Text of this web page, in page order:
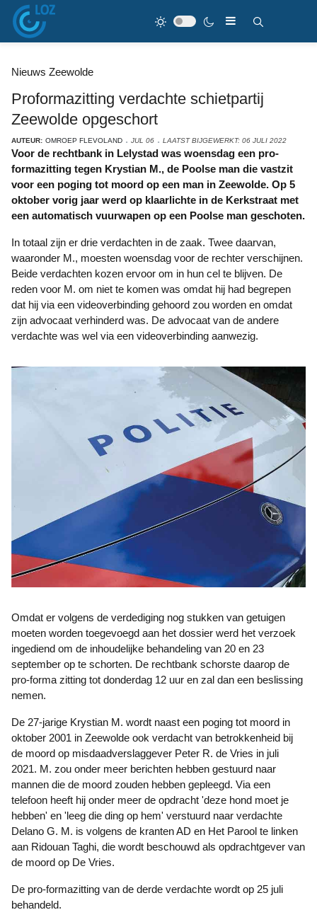
Nieuws Zeewolde
Proformazitting verdachte schietpartij
Zeewolde opgeschort
AUTEUR: OMROEP FLEVOLAND JUL 06 LAATST BIJGEWERKT: 06 JULI 2022
Voor de rechtbank in Lelystad was woensdag een pro-
formazitting tegen Krystian M., de Poolse man die vastzit
voor een poging tot moord op een man in Zeewolde. Op 5
oktober vorig jaar werd op klaarlichte in de Kerkstraat met
een automatisch vuurwapen op een Poolse man geschoten.
In totaal zijn er drie verdachten in de zaak. Twee daarvan,
waaronder M., moesten woensdag voor de rechter verschijnen.
Beide verdachten kozen ervoor om in hun cel te blijven. De
reden voor M. om niet te komen was omdat hij had begrepen
dat hij via een videoverbinding gehoord zou worden en omdat
zijn advocaat verhinderd was. De advocaat van de andere
verdachte was wel via een videoverbinding aanwezig.
Omdat er volgens de verdediging nog stukken van getuigen
moeten worden toegevoegd aan het dossier werd het verzoek
ingediend om de inhoudelijke behandeling van 20 en 23
september op te schorten. De rechtbank schorste daarop de
pro-forma zitting tot donderdag 12 uur en zal dan een beslissing
nemen.
De 27-jarige Krystian M. wordt naast een poging tot moord in
oktober 2001 in Zeewolde ook verdacht van betrokkenheid bij
de moord op misdaadverslaggever Peter R. de Vries in juli
2021. M. zou onder meer berichten hebben gestuurd naar
mannen die de moord zouden hebben gepleegd. Via een
telefoon heeft hij onder meer de opdracht 'deze hond moet je
hebben' en 'leeg die ding op hem' verstuurd naar verdachte
Delano G. M. is volgens de kranten AD en Het Parool te linken
aan Ridouan Taghi, die wordt beschouwd als opdrachtgever van
de moord op De Vries.
De pro-formazitting van de derde verdachte wordt op 25 juli
behandeld.